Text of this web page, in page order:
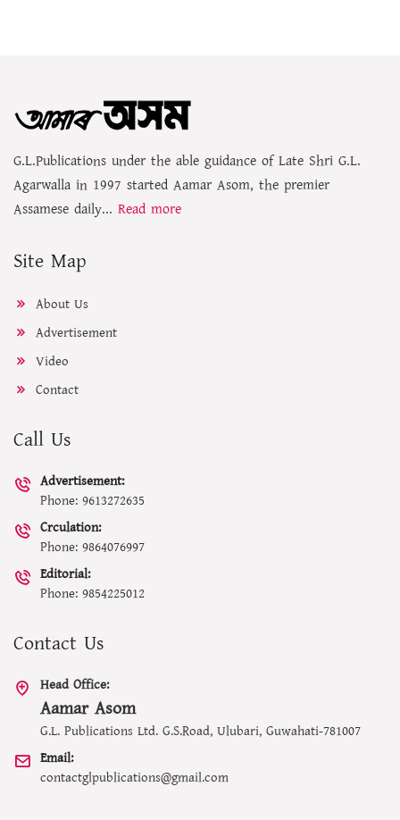
G.L.Publications under the able guidance of Late Shri G.L.
Agarwalla in 1997 started Aamar Asom, the premier
Assamese daily... Read more
Site Map
About Us
Advertisement
Video
Contact
Call Us
Advertisement:
Phone: 9613272635
Crculation:
Phone: 9864076997
Editorial:
Phone: 9854225012
Contact Us
Head Office:
Aamar Asom
G.L. Publications Ltd. G.S.Road, Ulubari, Guwahati-781007
Email:
contactglpublications@gmail.com